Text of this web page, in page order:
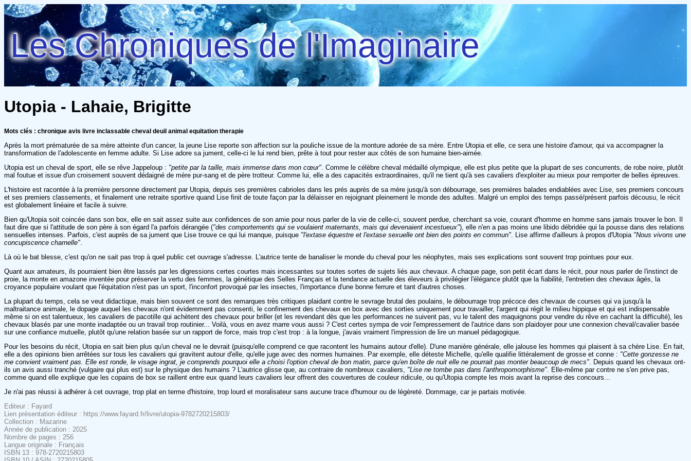
Les Chroniques de l'Imaginaire
Utopia - Lahaie, Brigitte
Mots clés : chronique avis livre inclassable cheval deuil animal equitation therapie
Après la mort prématurée de sa mère atteinte d'un cancer, la jeune Lise reporte son affection sur la pouliche issue de la monture adorée de sa mère. Entre Utopia et elle, ce sera une histoire d'amour, qui va accompagner la
transformation de l'adolescente en femme adulte. Si Lise adore sa jument, celle-ci le lui rend bien, prête à tout pour rester aux côtés de son humaine bien-aimée.
Utopia est un cheval de sport, elle se rêve Jappeloup : "petite par la taille, mais immense dans mon cœur" . Comme le célèbre cheval médaillé olympique, elle est plus petite que la plupart de ses concurrents, de robe noire, plutôt
mal foutue et issue d'un croisement souvent dédaigné de mère pur-sang et de père trotteur. Comme lui, elle a des capacités extraordinaires, qu'il ne tient qu'à ses cavaliers d'exploiter au mieux pour remporter de belles épreuves.
L'histoire est racontée à la première personne directement par Utopia, depuis ses premières cabrioles dans les prés auprès de sa mère jusqu'à son débourrage, ses premières balades endiablées avec Lise, ses premiers concours
et ses premiers classements, et finalement une retraite sportive quand Lise finit de toute façon par la délaisser en rejoignant pleinement le monde des adultes. Malgré un emploi des temps passé/présent parfois décousu, le récit
est globalement linéaire et facile à suivre.
Bien qu'Utopia soit coincée dans son box, elle en sait assez suite aux confidences de son amie pour nous parler de la vie de celle-ci, souvent perdue, cherchant sa voie, courant d'homme en homme sans jamais trouver le bon. Il
faut dire que si l'attitude de son père à son égard l'a parfois dérangée ("des comportements qui se voulaient maternants, mais qui devenaient incestueux"), elle n'en a pas moins une libido débridée qui la pousse dans des relations
sensuelles intenses. Parfois, c'est auprès de sa jument que Lise trouve ce qui lui manque, puisque "l'extase équestre et l'extase sexuelle ont bien des points en commun" . Lise affirme d'ailleurs à propos d'Utopia "Nous vivons une
concupiscence charnelle"
Là où le bat blesse, c'est qu'on ne sait pas trop à quel public cet ouvrage s'adresse. L'autrice tente de banaliser le monde du cheval pour les néophytes, mais ses explications sont souvent trop pointues pour eux.
Quant aux amateurs, ils pourraient bien être lassés par les digressions certes courtes mais incessantes sur toutes sortes de sujets liés aux chevaux. A chaque page, son petit écart dans le récit, pour nous parler de l'instinct de
proie, la monte en amazone inventée pour préserver la vertu des femmes, la génétique des Selles Français et la tendance actuelle des éleveurs à privilégier l'élégance plutôt que la fiabilité, l'entretien des chevaux âgés, la
croyance populaire voulant que l'équitation n'est pas un sport, l'inconfort provoqué par les insectes, l'importance d'une bonne ferrure et tant d'autres choses.
La plupart du temps, cela se veut didactique, mais bien souvent ce sont des remarques très critiques plaidant contre le sevrage brutal des poulains, le débourrage trop précoce des chevaux de courses qui va jusqu'à la
maltraitance animale, le dopage auquel les chevaux n'ont évidemment pas consenti, le confinement des chevaux en box avec des sorties uniquement pour travailler, l'argent qui régit le milieu hippique et qui est indispensable
même si on est talentueux, les cavaliers de pacotille qui achètent des chevaux pour briller (et les revendant dès que les performances ne suivent pas, vu le talent des maquignons pour vendre du rêve en cachant la difficulté), les
chevaux blasés par une monte inadaptée ou un travail trop routinier... Voilà, vous en avez marre vous aussi ? C'est certes sympa de voir l'empressement de l'autrice dans son plaidoyer pour une connexion cheval/cavalier basée
sur une confiance mutuelle, plutôt qu'une relation basée sur un rapport de force, mais trop c'est trop : à la longue, j'avais vraiment l'impression de lire un manuel pédagogique.
Pour les besoins du récit, Utopia en sait bien plus qu'un cheval ne le devrait (puisqu'elle comprend ce que racontent les humains autour d'elle). D'une manière générale, elle jalouse les hommes qui plaisent à sa chère Lise. En fait,
elle a des opinions bien arrêtées sur tous les cavaliers qui gravitent autour d'elle, qu'elle juge avec des normes humaines. Par exemple, elle déteste Michelle, qu'elle qualifie littéralement de grosse et conne : "Cette gonzesse ne
me convient vraiment pas. Elle est ronde, le visage ingrat, je comprends pourquoi elle a choisi l'option cheval de bon matin, parce qu'en boîte de nuit elle ne pourrait pas monter beaucoup de mecs" . Depuis quand les chevaux ont-
ils un avis aussi tranché (vulgaire qui plus est) sur le physique des humains ? L'autrice glisse que, au contraire de nombreux cavaliers, "Lise ne tombe pas dans l'anthropomorphisme" . Elle-même par contre ne s'en prive pas,
comme quand elle explique que les copains de box se raillent entre eux quand leurs cavaliers leur offrent des couvertures de couleur ridicule, ou qu'Utopia compte les mois avant la reprise des concours...
Je n'ai pas réussi à adhérer à cet ouvrage, trop plat en terme d'histoire, trop lourd et moralisateur sans aucune trace d'humour ou de légèreté. Dommage, car je partais motivée.
Editeur : Fayard
Lien présentation éditeur : https://www.fayard.fr/livre/utopia-9782720215803/
Collection : Mazarine
Année de publication : 2025
Nombre de pages : 256
Langue originale : Français
ISBN 13 : 978-2720215803